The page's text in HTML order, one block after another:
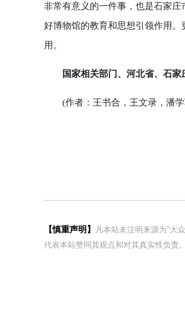
非常有意义的一件事，也是石家
好博物馆的教育和思想引领作用
用。
国家相关部门、河北省、石家
(作者：王书合，王文录，潘学
【慎重声明】
凡本站未注明来源为"大
代表本站赞同其观点和对其真实性负责